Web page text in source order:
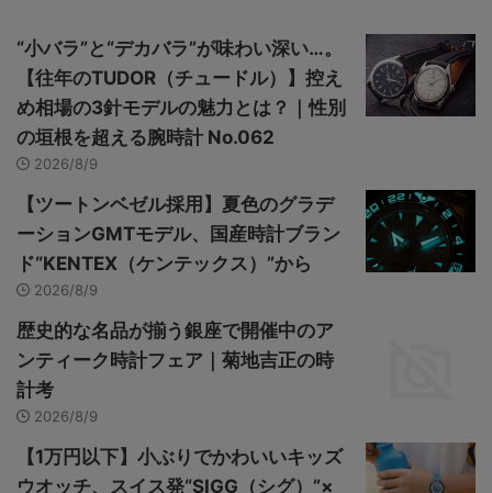
“小バラ”と“デカバラ”が味わい深い…。
【往年のTUDOR（チュードル）】控え
め相場の3針モデルの魅力とは？｜性別
の垣根を超える腕時計 No.062
2026/8/9
【ツートンベゼル採用】夏色のグラデ
ーションGMTモデル、国産時計ブラン
ド“KENTEX（ケンテックス）”から
2026/8/9
歴史的な名品が揃う銀座で開催中のア
ンティーク時計フェア｜菊地吉正の時
計考
2026/8/9
【1万円以下】小ぶりでかわいいキッズ
ウオッチ、スイス発“SIGG（シグ）”×